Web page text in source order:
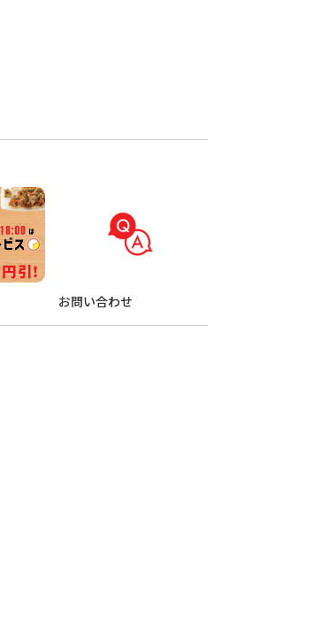
お問い合わせ